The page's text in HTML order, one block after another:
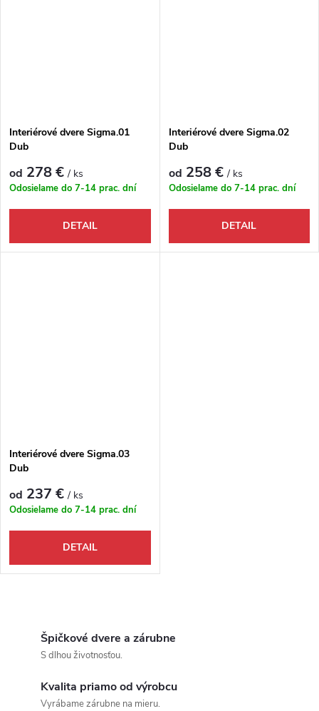
Interiérové dvere Sigma.01
Dub
od 278 €/ ks
Odosielame do 7-14 prac. dní
DETAIL
Interiérové dvere Sigma.02
Dub
od 258 €/ ks
Odosielame do 7-14 prac. dní
DETAIL
Interiérové dvere Sigma.03
Dub
od 237 €/ ks
Odosielame do 7-14 prac. dní
DETAIL
Špičkové dvere a zárubne
S dlhou životnosťou.
Kvalita priamo od výrobcu
Vyrábame zárubne na mieru.